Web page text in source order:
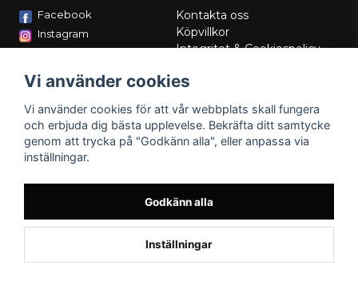
Facebook
Instagram
Kontakta oss
Köpvillkor
Integritet & Cookiespolicy
Service/Garanti
Lådritning
Om oss
Vi använder cookies
Vi använder cookies för att vår webbplats skall fungera
och erbjuda dig bästa upplevelse. Bekräfta ditt samtycke
genom att trycka på "Godkänn alla", eller anpassa via
inställningar.
Godkänn alla
Inställningar